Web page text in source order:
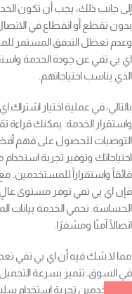
إلى جانب ذلك، يجب أن تكون
بدون تقطع أو انقطاع في
وعدم تعطل التدفق المستمر
اي بي تفي عن جودة الخدمة
الذي يناسب احتياجاتهم.
بالتالي، في عملية اختيار
واستقرار الخدمة. يمكنك قراءة
التوصيات للحصول على فهم
احتياجاتك وتوفير تجربة
فائقاً واستقراراً للمستخدمين. مع
فإن اي بي تفي توفر مستوى عالٍ
الحساسة. تحمي الخدمة بيانات
اتصالًا آمنًا ومشفرًا.
مما لا شك فيه أن اي بي تفي
في السوق. تتميز بسرعة
المستخدمين تجربة استخدام